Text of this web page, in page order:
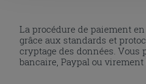
La procédure de paiement
grâce aux standards et
cryptage des données. Vous
bancaire, Paypal ou virement